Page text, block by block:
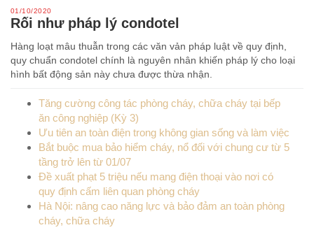
01/10/2020
Rối như pháp lý condotel
Hàng loạt mâu thuẫn trong các văn vản pháp luật về quy định,
quy chuẩn condotel chính là nguyên nhân khiến pháp lý cho loại
hình bất động sản này chưa được thừa nhận.
Tăng cường công tác phòng cháy, chữa cháy tại bếp
ăn công nghiệp (Kỳ 3)
Ưu tiên an toàn điện trong không gian sống và làm việc
Bắt buộc mua bảo hiểm cháy, nổ đối với chung cư từ 5
tầng trở lên từ 01/07
Đề xuất phạt 5 triệu nếu mang điện thoại vào nơi có
quy định cấm liên quan phòng cháy
Hà Nội: nâng cao năng lực và bảo đảm an toàn phòng
cháy, chữa cháy